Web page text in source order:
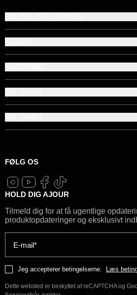
FØLG OS
HOLD DIG AJOUR
Tilmeld dig for at få ugentlige
produktopdateringer og eksklusivt
E-mail*
Jeg accepterer betingelserne. Læs
Dette websted er beskyttet af reCAPTCHA og